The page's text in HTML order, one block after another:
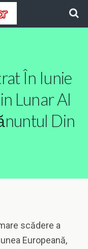
În Iunie
Lunar Al
Din
scădere a
Europeană,